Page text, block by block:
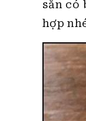
sẵn có
hợp